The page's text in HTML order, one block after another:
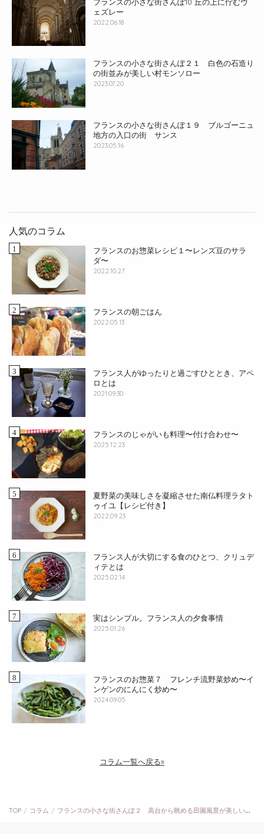
ェズレー
2022.06.18
フランスの小さな街さんぽ２１ 白色の石造り
の街並みが美しい村モンソロー
2023.07.20
フランスの小さな街さんぽ１９ ブルゴーニュ
地方の入口の街 サンス
2023.05.16
人気のコラム
フランスのお惣菜レシピ１〜レンズ豆のサラ
ダ〜
2022.10.27
フランスの朝ごはん
2022.05.13
フランス人がゆったりと過ごすひととき、アペ
ロとは
2021.09.30
フランスのじゃがいも料理〜付け合わせ〜
2025.12.23
夏野菜の美味しさを凝縮させた南仏料理ラタト
ゥイユ【レシピ付き】
2022.09.23
フランス人が大切にする食のひとつ、クリュデ
ィテとは
2025.02.14
実はシンプル。フランス人の夕食事情
2025.01.26
フランスのお惣菜７ フレンチ流野菜炒め〜イ
ンゲンのにんにく炒め〜
2024.09.05
コラム一覧へ戻る»
TOP コラム フランスの小さな街さんぽ２ 高台から眺める田園風景が美しいルッサン